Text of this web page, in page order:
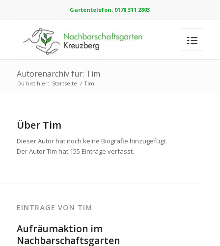
Gartentelefon: 0178 311 2803
Autorenarchiv für: Tim
Du bist hier: Startseite / Tim
Über Tim
Dieser Autor hat noch keine Biografie hinzugefügt.
Der AutorTim hat 155 Einträge verfasst.
EINTRÄGE VON TIM
Aufräumaktion im
Nachbarschaftsgarten